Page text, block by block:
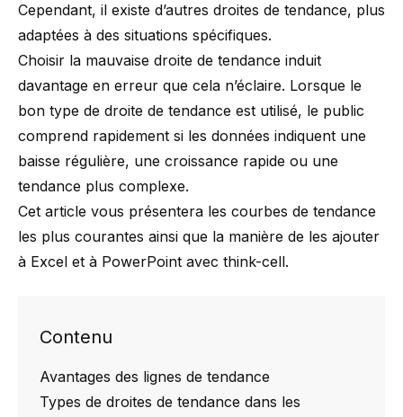
Cependant, il existe d’autres droites de tendance, plus
adaptées à des situations spécifiques.
Choisir la mauvaise droite de tendance induit
davantage en erreur que cela n’éclaire. Lorsque le
bon type de droite de tendance est utilisé, le public
comprend rapidement si les données indiquent une
baisse régulière, une croissance rapide ou une
tendance plus complexe.
Cet article vous présentera les courbes de tendance
les plus courantes ainsi que la manière de les ajouter
à Excel et à PowerPoint avec think-cell.
Contenu
Avantages des lignes de tendance
Types de droites de tendance dans les